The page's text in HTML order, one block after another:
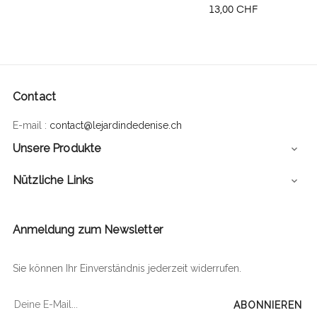
Preis
13,00 CHF
Contact
E-mail : contact@lejardindedenise.ch
Unsere Produkte 
Nützliche Links 
Anmeldung zum Newsletter
Sie können Ihr Einverständnis jederzeit widerrufen.
ABONNIEREN